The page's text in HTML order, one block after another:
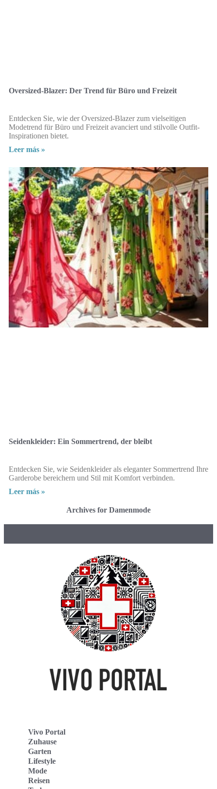
Oversized-Blazer: Der Trend für Büro und Freizeit
Entdecken Sie, wie der Oversized-Blazer zum vielseitigen
Modetrend für Büro und Freizeit avanciert und stilvolle Outfit-
Inspirationen bietet.
Leer más »
Seidenkleider: Ein Sommertrend, der bleibt
Entdecken Sie, wie Seidenkleider als eleganter Sommertrend Ihre
Garderobe bereichern und Stil mit Komfort verbinden.
Leer más »
Archives for Damenmode
Vivo Portal
Zuhause
Garten
Lifestyle
Mode
Reisen